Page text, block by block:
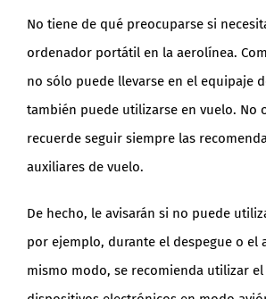
No tiene de qué preocuparse si
ordenador portátil en la aerolínea.
no sólo puede llevarse en el equipaje
también puede utilizarse en vuelo. No
recuerde seguir siempre las
auxiliares de vuelo.
De hecho, le avisarán si no puede
por ejemplo, durante el despegue o el
mismo modo, se recomienda utilizar el